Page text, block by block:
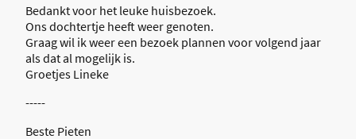
Bedankt voor het leuke huisbezoek.
Ons dochtertje heeft weer genoten.
Graag wil ik weer een bezoek plannen voor volgend jaar
als dat al mogelijk is.
Groetjes Lineke
-----
Beste Pieten